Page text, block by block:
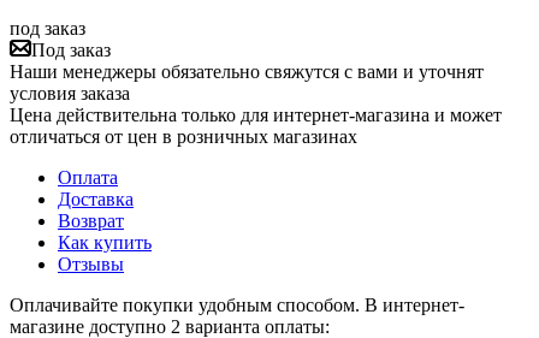
под заказ
Под заказ
Наши менеджеры обязательно свяжутся с вами и уточнят
условия заказа
Цена действительна только для интернет-магазина и может
отличаться от цен в розничных магазинах
Оплата
Доставка
Возврат
Как купить
Отзывы
Оплачивайте покупки удобным способом. В интернет-
магазине доступно 2 варианта оплаты: